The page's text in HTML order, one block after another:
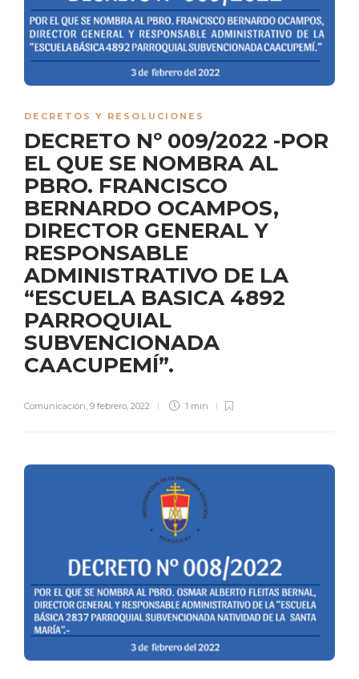
DECRETOS Y RESOLUCIONES
DECRETO Nº 009/2022 -POR
EL QUE SE NOMBRA AL
PBRO. FRANCISCO
BERNARDO OCAMPOS,
DIRECTOR GENERAL Y
RESPONSABLE
ADMINISTRATIVO DE LA
“ESCUELA BASICA 4892
PARROQUIAL
SUBVENCIONADA
CAACUPEMÍ”.
Comunicación, 9 febrero, 2022 1 min